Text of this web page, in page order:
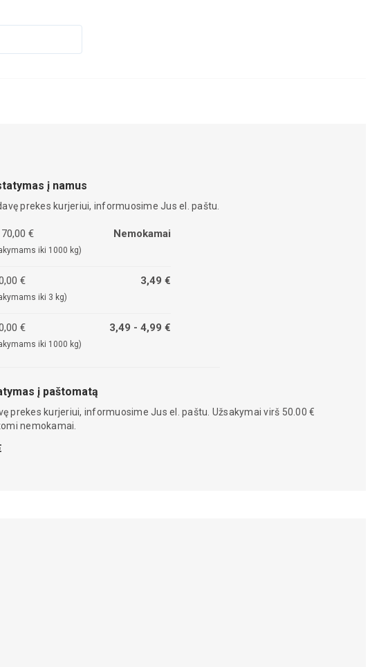
į namus
prekes kurjeriui, informuosime Jus el. paštu.
€
iki 1000 kg)
Nemokamai
€
iki 3 kg)
3,49 €
€
iki 1000 kg)
3,49 - 4,99 €
į paštomatą
prekes kurjeriui, informuosime Jus el. paštu. Užsakymai virš 50.00 €
nemokamai.